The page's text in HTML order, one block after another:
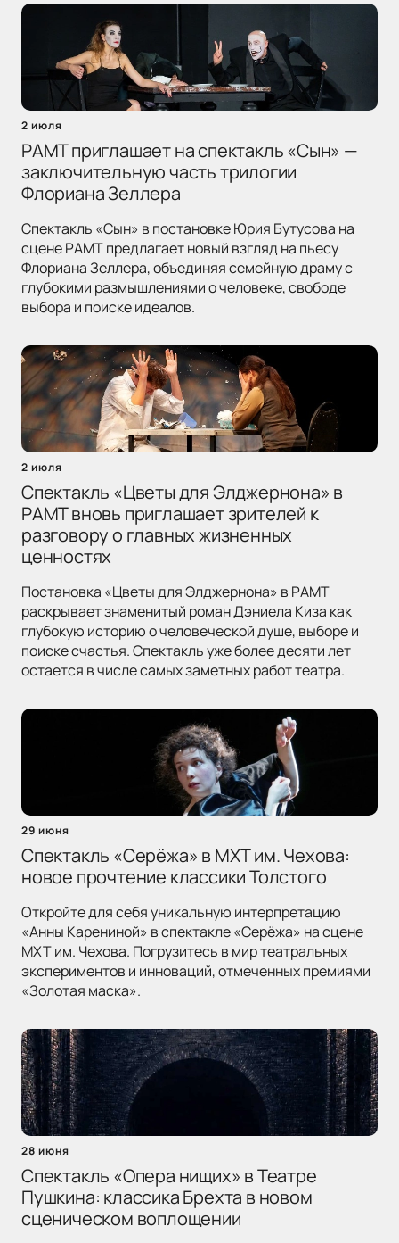
2 июля
РАМТ приглашает на спектакль «Сын» —
заключительную часть трилогии
Флориана Зеллера
Спектакль «Сын» в постановке Юрия Бутусова на
сцене РАМТ предлагает новый взгляд на пьесу
Флориана Зеллера, объединяя семейную драму с
глубокими размышлениями о человеке, свободе
выбора и поиске идеалов.
2 июля
Спектакль «Цветы для Элджернона» в
РАМТ вновь приглашает зрителей к
разговору о главных жизненных
ценностях
Постановка «Цветы для Элджернона» в РАМТ
раскрывает знаменитый роман Дэниела Киза как
глубокую историю о человеческой душе, выборе и
поиске счастья. Спектакль уже более десяти лет
остается в числе самых заметных работ театра.
29 июня
Спектакль «Серёжа» в МХТ им. Чехова:
новое прочтение классики Толстого
Откройте для себя уникальную интерпретацию
«Анны Карениной» в спектакле «Серёжа» на сцене
МХТ им. Чехова. Погрузитесь в мир театральных
экспериментов и инноваций, отмеченных премиями
«Золотая маска».
28 июня
Спектакль «Опера нищих» в Театре
Пушкина: классика Брехта в новом
сценическом воплощении